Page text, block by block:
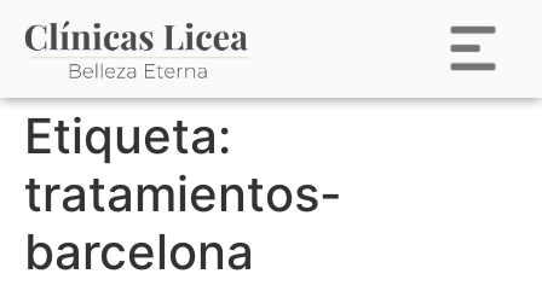
Etiqueta:
tratamientos-
barcelona